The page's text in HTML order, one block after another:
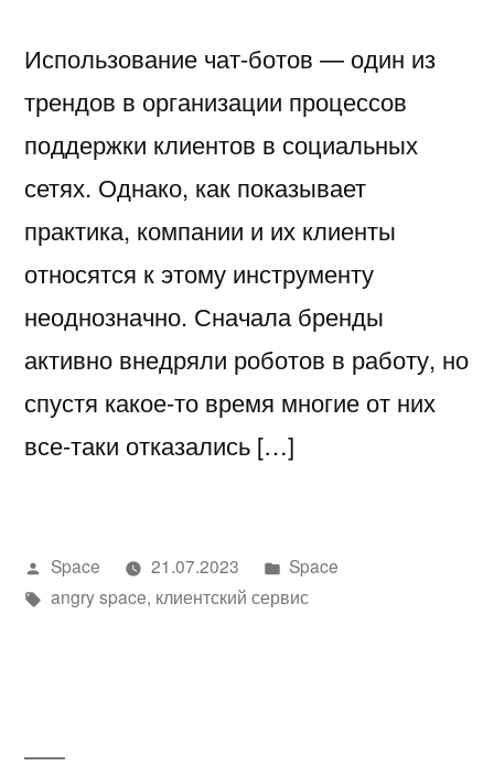
Использование чат-ботов — один из
трендов в организации процессов
поддержки клиентов в социальных
сетях. Однако, как показывает
практика, компании и их клиенты
относятся к этому инструменту
неоднозначно. Сначала бренды
активно внедряли роботов в работу, но
спустя какое-то время многие от них
все-таки отказались […]
Написано
автором
Space 21.07.2023
Написано
в
Space
Метки:
angry space, клиентский сервис